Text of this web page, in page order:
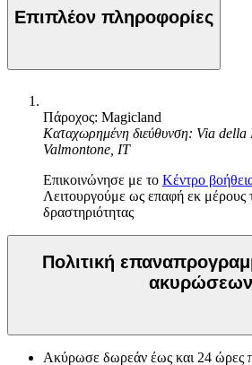
Επιπλέον πληροφορίες
Πάροχος: Magicland
Καταχωρημένη διεύθυνση: Via della
Valmontone, IT
Επικοινώνησε με το Κέντρο
Λειτουργούμε ως επαφή εκ μέρους
δραστηριότητας
Πολιτική
ακυρώσεων
Ακύρωσε δωρεάν έως και 24 ώρες